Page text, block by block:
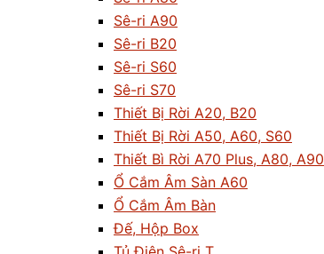
Sê-ri A90
Sê-ri B20
Sê-ri S60
Sê-ri S70
Thiết Bị Rời A20, B20
Thiết Bị Rời A50, A60, S60
Thiết Bì Rời A70 Plus, A80, A90
Ổ Cắm Âm Sàn A60
Ổ Cắm Âm Bàn
Đế, Hộp Box